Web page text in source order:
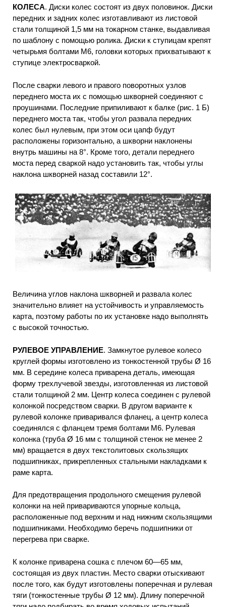
КОЛЕСА. Диски колес состоят из двух половинок. Диски
передних и задних колес изготавливают из листовой
стали толщиной 1,5 мм на токарном станке, выдавливая
по шаблону с помощью ролика. Диски к ступицам крепят
четырьмя болтами М6, головки которых прихватывают к
ступице электросваркой.
После сварки левого и правого поворотных узлов
переднего моста их с помощью шкворней соединяют с
проушинами. Последние припиливают к балке (рис. 1 Б)
переднего моста так, чтобы угол развала передних
колес был нулевым, при этом оси цапф будут
расположены горизонтально, а шкворни наклонены
внутрь машины на 8°. Кроме того, детали переднего
моста перед сваркой надо установить так, чтобы углы
наклона шкворней назад составили 12°.
Величина углов наклона шкворней и развала колес
значительно влияет на устойчивость и управляемость
карта, поэтому работы по их установке надо выполнять
с высокой точностью.
РУЛЕВОЕ УПРАВЛЕНИЕ. Замкнутое рулевое колесо
круглей формы изготовлено из тонкостенной трубы Ø 16
мм. В середине колеса приварена деталь, имеющая
форму трехлучевой звезды, изготовленная из листовой
стали толщиной 2 мм. Центр колеса соединен с рулевой
колонкой посредством сварки. В другом варианте к
рулевой колонке приваривался фланец, а центр колеса
соединялся с фланцем тремя болтами М6. Рулевая
колонка (труба Ø 16 мм с толщиной стенок не менее 2
мм) вращается в двух текстолитовых скользящих
подшипниках, прикрепленных стальными накладками к
раме карта.
Для предотвращения продольного смещения рулевой
колонки на ней привариваются упорные кольца,
расположенные под верхним и над нижним скользящими
подшипниками. Необходимо беречь подшипники от
перегрева при сварке.
К колонке приварена сошка с плечом 60—65 мм,
состоящая из двух пластин. Место сварки отыскивают
после того, как будут изготовлены поперечная и рулевая
тяги (тонкостенные трубы Ø 12 мм). Длину поперечной